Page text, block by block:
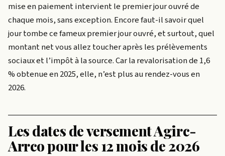
mise en paiement intervient le premier jour ouvré de
chaque mois, sans exception. Encore faut-il savoir quel
jour tombe ce fameux premier jour ouvré, et surtout, quel
montant net vous allez toucher après les prélèvements
sociaux et l’impôt à la source. Car la revalorisation de 1,6
% obtenue en 2025, elle, n’est plus au rendez-vous en
2026.
Les dates de versement Agirc-
Arrco pour les 12 mois de 2026